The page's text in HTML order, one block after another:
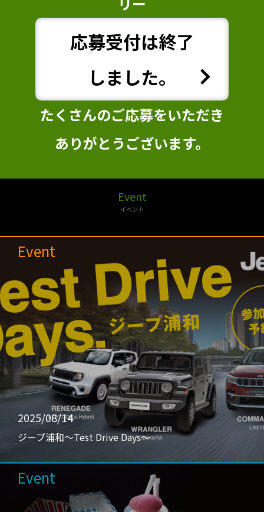
応募受付は終了
しました。
たくさんのご応募をいただき
ありがとうございます。
Event
イベント
Event
2025/08/14
ジープ浦和〜Test Drive Days〜
Event